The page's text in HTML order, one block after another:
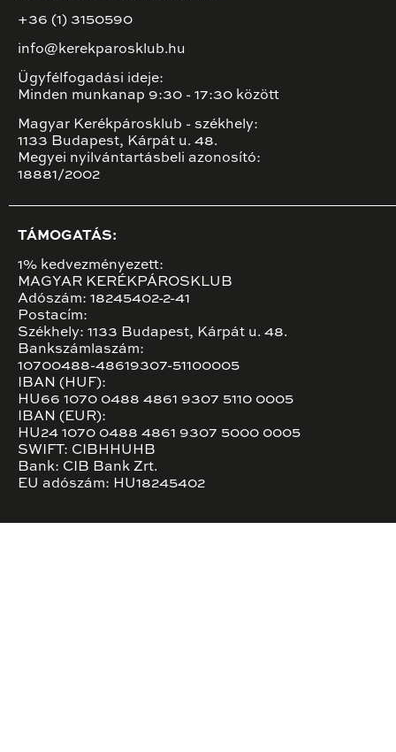
+36 (1) 3150590
info@kerekparosklub.hu
Ügyfélfogadási ideje:
Minden munkanap 9:30 - 17:30 között
Magyar Kerékpárosklub - székhely:
1133 Budapest, Kárpát u. 48.
Megyei nyilvántartásbeli azonosító:
18881/2002
TÁMOGATÁS:
1% kedvezményezett:
MAGYAR KERÉKPÁROSKLUB
Adószám: 18245402-2-41
Postacím:
Székhely: 1133 Budapest, Kárpát u. 48.
Bankszámlaszám:
10700488-48619307-51100005
IBAN (HUF):
HU66 1070 0488 4861 9307 5110 0005
IBAN (EUR):
HU24 1070 0488 4861 9307 5000 0005
SWIFT: CIBHHUHB
Bank: CIB Bank Zrt.
EU adószám: HU18245402